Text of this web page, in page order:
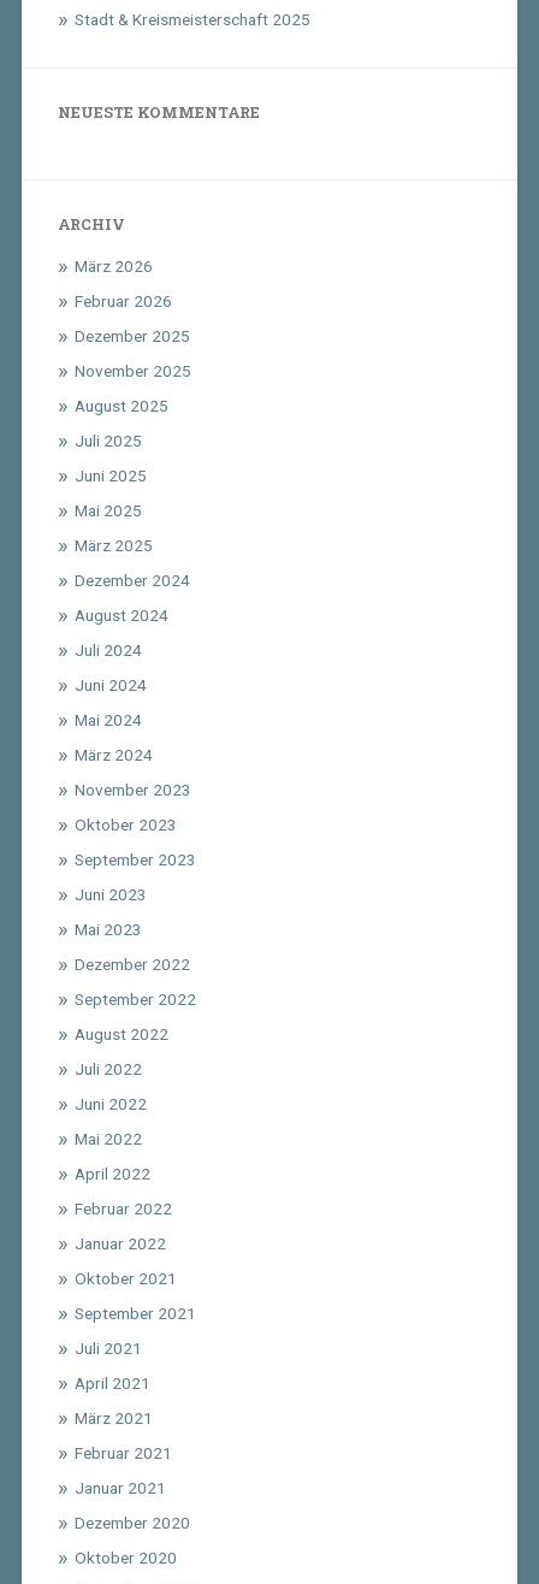
Stadt & Kreismeisterschaft 2025
NEUESTE KOMMENTARE
ARCHIV
März 2026
Februar 2026
Dezember 2025
November 2025
August 2025
Juli 2025
Juni 2025
Mai 2025
März 2025
Dezember 2024
August 2024
Juli 2024
Juni 2024
Mai 2024
März 2024
November 2023
Oktober 2023
September 2023
Juni 2023
Mai 2023
Dezember 2022
September 2022
August 2022
Juli 2022
Juni 2022
Mai 2022
April 2022
Februar 2022
Januar 2022
Oktober 2021
September 2021
Juli 2021
April 2021
März 2021
Februar 2021
Januar 2021
Dezember 2020
Oktober 2020